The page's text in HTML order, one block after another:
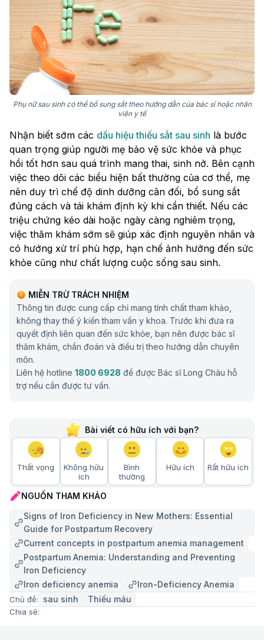
Phụ nữ sau sinh có thể bổ sung sắt theo hướng dẫn của bác sĩ hoặc nhân
viên y tế
Nhận biết sớm các dấu hiệu thiếu sắt sau sinh là bước
quan trọng giúp người mẹ bảo vệ sức khỏe và phục
hồi tốt hơn sau quá trình mang thai, sinh nở. Bên cạnh
việc theo dõi các biểu hiện bất thường của cơ thể, mẹ
nên duy trì chế độ dinh dưỡng cân đối, bổ sung sắt
đúng cách và tái khám định kỳ khi cần thiết. Nếu các
triệu chứng kéo dài hoặc ngày càng nghiêm trọng,
việc thăm khám sớm sẽ giúp xác định nguyên nhân và
có hướng xử trí phù hợp, hạn chế ảnh hưởng đến sức
khỏe cũng như chất lượng cuộc sống sau sinh.
MIỄN TRỪ TRÁCH NHIỆM
Thông tin được cung cấp chỉ mang tính chất tham khảo,
không thay thế ý kiến tham vấn y khoa. Trước khi đưa ra
quyết định liên quan đến sức khỏe, bạn nên được bác sĩ
thăm khám, chẩn đoán và điều trị theo hướng dẫn chuyên
môn.
Liên hệ hotline 1800 6928 để được Bác sĩ Long Châu hỗ
trợ nếu cần được tư vấn.
Bài viết có hữu ích với bạn?
Thất vọng
Không hữu
ích
Bình
thường
Hữu ích Rất hữu ích
NGUỒN THAM KHẢO
Signs of Iron Deficiency in New Mothers: Essential
Guide for Postpartum Recovery
Current concepts in postpartum anemia management
Postpartum Anemia: Understanding and Preventing
Iron Deficiency
Iron deficiency anemia
Iron-Deficiency Anemia
Chủ đề: sau sinh Thiếu máu
Chia sẻ: